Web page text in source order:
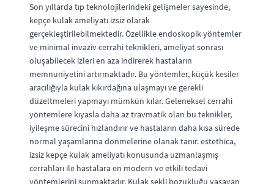
Son yıllarda tıp teknolojilerindeki gelişmeler sayesinde,
kepçe kulak ameliyatı izsiz olarak
gerçekleştirilebilmektedir. Özellikle endoskopik yöntemler
ve minimal invaziv cerrahi teknikleri, ameliyat sonrası
oluşabilecek izleri en aza indirerek hastaların
memnuniyetini artırmaktadır. Bu yöntemler, küçük kesiler
aracılığıyla kulak kıkırdağına ulaşmayı ve gerekli
düzeltmeleri yapmayı mümkün kılar. Geleneksel cerrahi
yöntemlere kıyasla daha az travmatik olan bu teknikler,
iyileşme sürecini hızlandırır ve hastaların daha kısa sürede
normal yaşamlarına dönmelerine olanak tanır. estethica,
izsiz kepçe kulak ameliyatı konusunda uzmanlaşmış
cerrahları ile hastalara en modern ve etkili tedavi
yöntemlerini sunmaktadır. Kulak şekli bozukluğu yaşayan